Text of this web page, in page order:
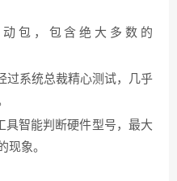
包，包含绝大多数的
过系统总裁精心测试，几乎
具智能判断硬件型号，最大
现象。